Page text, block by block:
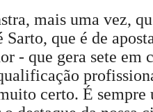
mais uma vez,
Sarto, que é de
- que gera sete em
certo. É sempre